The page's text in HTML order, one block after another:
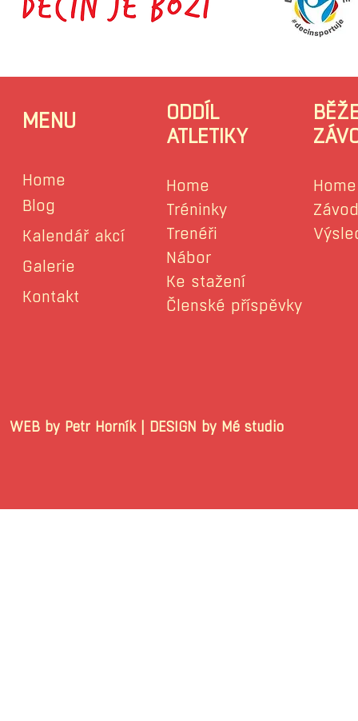
MENU
Home
Blog
Kalendář akcí
Galerie
Kontakt
ODDÍL
ATLETIKY
Home
Tréninky
Trenéři
Nábor
Ke stažení
Členské příspěvky
Home
WEB by Petr Horník | DESIGN by Mé